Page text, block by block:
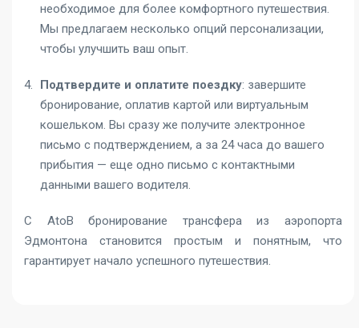
необходимое для более комфортного путешествия.
Мы предлагаем несколько опций персонализации,
чтобы улучшить ваш опыт.
Подтвердите и оплатите поездку: завершите
бронирование, оплатив картой или виртуальным
кошельком. Вы сразу же получите электронное
письмо с подтверждением, а за 24 часа до вашего
прибытия — еще одно письмо с контактными
данными вашего водителя.
С AtoB бронирование трансфера из аэропорта
Эдмонтона становится простым и понятным, что
гарантирует начало успешного путешествия.